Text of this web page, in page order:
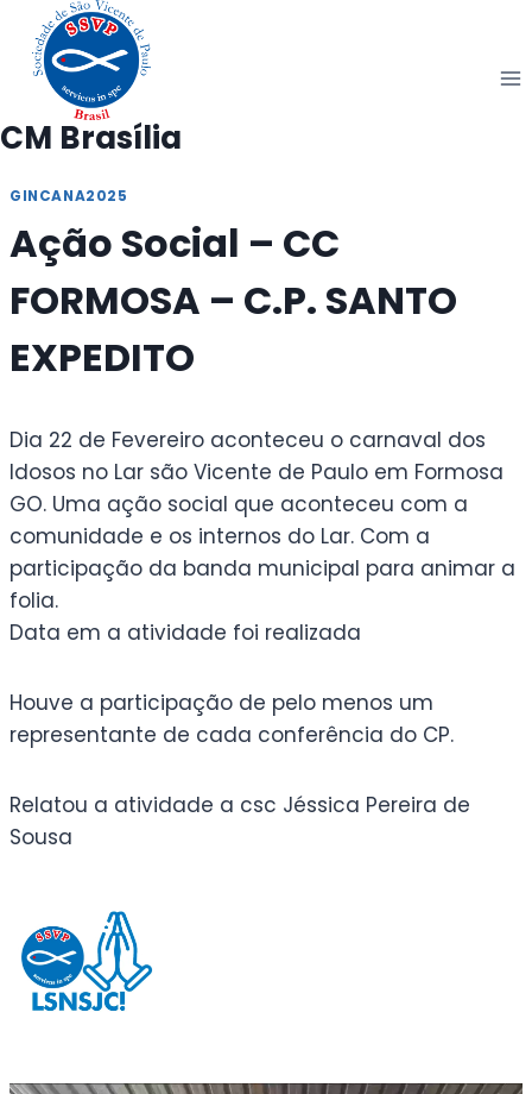
Pular
para
Conteúdo
CM Brasília
GINCANA2025
Ação Social – CC
FORMOSA – C.P. SANTO
EXPEDITO
Dia 22 de Fevereiro aconteceu o carnaval dos
Idosos no Lar são Vicente de Paulo em Formosa
GO. Uma ação social que aconteceu com a
comunidade e os internos do Lar. Com a
participação da banda municipal para animar a
folia.
Data em a atividade foi realizada
Houve a participação de pelo menos um
representante de cada conferência do CP.
Relatou a atividade a csc Jéssica Pereira de
Sousa